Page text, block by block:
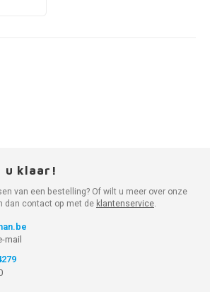
u klaar!
van een bestelling? Of wilt u meer over onze
dan contact op met de klantenservice.
mail